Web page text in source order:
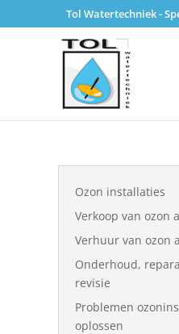
Tol Watertechniek -
Ozon installaties
Verkoop van ozon
Verhuur van ozon
Onderhoud,
revisie
Problemen
oplossen